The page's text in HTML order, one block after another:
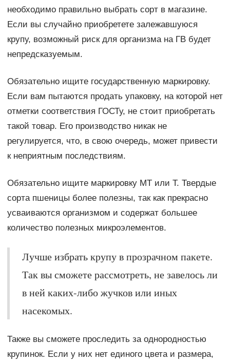
необходимо правильно выбрать сорт в магазине.
Если вы случайно приобретете залежавшуюся
крупу, возможный риск для организма на ГВ будет
непредсказуемым.
Обязательно ищите государственную маркировку.
Если вам пытаются продать упаковку, на которой нет
отметки соответствия ГОСТу, не стоит приобретать
такой товар. Его производство никак не
регулируется, что, в свою очередь, может привести
к неприятным последствиям.
Обязательно ищите маркировку МТ или Т. Твердые
сорта пшеницы более полезны, так как прекрасно
усваиваются организмом и содержат большее
количество полезных микроэлементов.
Лучше избрать крупу в прозрачном пакете.
Так вы сможете рассмотреть, не завелось ли
в ней каких-либо жучков или иных
насекомых.
Также вы сможете проследить за однородностью
крупинок. Если у них нет единого цвета и размера,